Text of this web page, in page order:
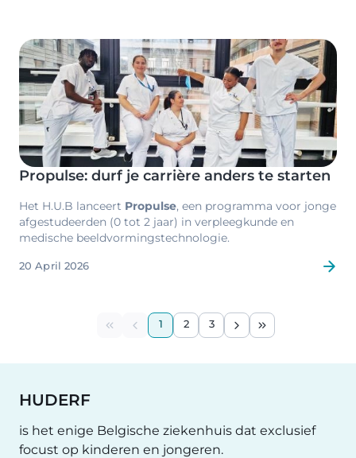
Image
Propulse: durf je carrière anders te starten
Het H.U.B lanceert Propulse, een programma voor jonge
afgestudeerden (0 tot 2 jaar) in verpleegkunde en
medische beeldvormingstechnologie.
20 April 2026
PaginationFirst pagePrevious page
Current page
1
Page
2
Page
3
Next pageLast page
HUDERF
is het enige Belgische ziekenhuis dat exclusief
focust op kinderen en jongeren.